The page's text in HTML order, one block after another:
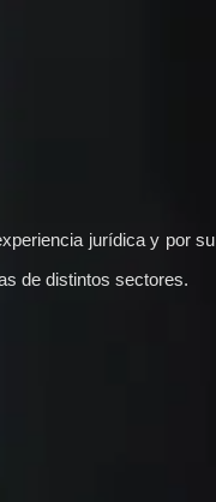
jurídica y por su
de distintos sectores.